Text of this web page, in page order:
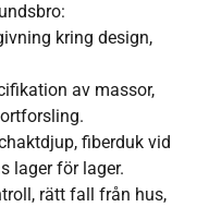
kring design,
av massor,
fiberduk vid
lager för lager.
rätt fall från hus,